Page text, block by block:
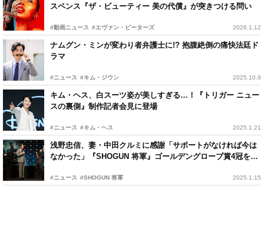
スペンス『ザ・ビューティー 美の代償』が突きつける問い
#動画ニュース #エヴァン・ピーターズ 2026.1.12
ナムグン・ミンが変わり者弁護士に!? 抱腹絶倒の痛快法廷ド
ラマ
#ニュース #キム・ジウン 2025.10.9
キム・ヘス、白スーツ姿が美しすぎる…！『トリガー ニュー
スの裏側』制作記者会見に登場
#ニュース #キム・ヘス 2025.1.21
浅野忠信、妻・中田クルミに感謝「サポートがなければ今は
なかった」『SHOGUN 将軍』ゴールデングローブ賞4冠を記
#ニュース #SHOGUN 将軍 2025.1.15